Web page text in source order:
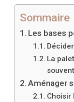
Sommaire
Les bases
La
Aménager
Choisir